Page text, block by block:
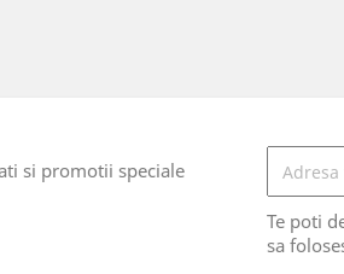
si promotii speciale
Te poti
sa